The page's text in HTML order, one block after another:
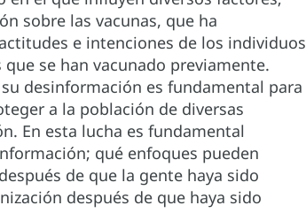
sobre las vacunas, que ha
e intenciones de los individuos
se han vacunado previamente.
desinformación es fundamental para
a la población de diversas
En esta lucha es fundamental
qué enfoques pueden
de que la gente haya sido
después de que haya sido